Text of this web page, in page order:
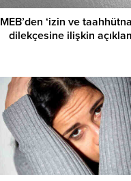
MEB’den ‘izin ve
dilekçesine ilişkin